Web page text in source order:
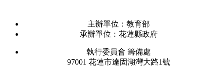
主辦單位：教育部
承辦單位：花蓮縣政府
執行委員會 籌備處
97001 花蓮市達固湖灣大路1號